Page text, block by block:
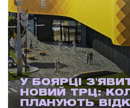
У БОЯРЦІ
НОВИЙ ТРЦ:
ПЛАНУЮТЬ